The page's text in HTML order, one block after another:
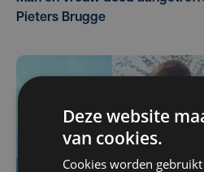
Pieters Brugge
Deze website
van cookies.
Cookies worden